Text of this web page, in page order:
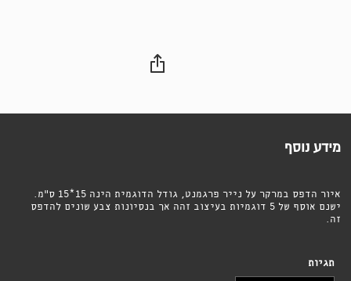
מידע נוסף
איור הדפס במרקר על נייר פרגמנט, גודל הדוגמית הינה 15*15 ס״מ.
ישנם אוסף של 5 דוגמיות בעיצוב זהה אך בנסיונות צבע שונים להדפס
זה.
תגיות